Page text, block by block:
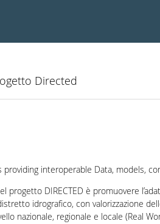
Directed
interoperable Data, models,
DIRECTED è promuovere
idrografico, con valorizzazione
nazionale, regionale e locale (Real